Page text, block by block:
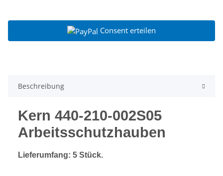
Consent erteilen
Beschreibung
Kern 440-210-002S05
Arbeitsschutzhauben
Lieferumfang: 5 Stück.